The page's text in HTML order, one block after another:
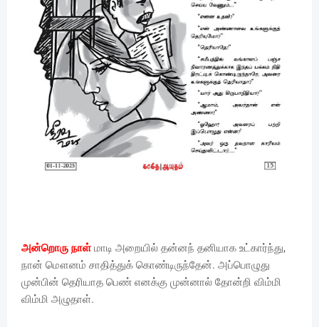
அன்றொரு நாள்மாடி அறையில் தன்னந் தனியாக உட்கார்ந்து,
நான் மௌனம் சாதித்துக் கொண்டிருந்தேன். அப்பொழுது
முன்பின் தெரியாத பெண் எனக்கு முன்னால் தோன்றி விம்மி
விம்மி அழுதாள்.